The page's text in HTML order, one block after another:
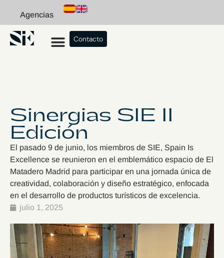
Agencias
Contacto
Sinergias SIE II
Edición
El pasado 9 de junio, los miembros de SIE, Spain Is
Excellence se reunieron en el emblemático espacio de El
Matadero Madrid para participar en una jornada única de
creatividad, colaboración y diseño estratégico, enfocada
en el desarrollo de productos turísticos de excelencia.
julio 1, 2025